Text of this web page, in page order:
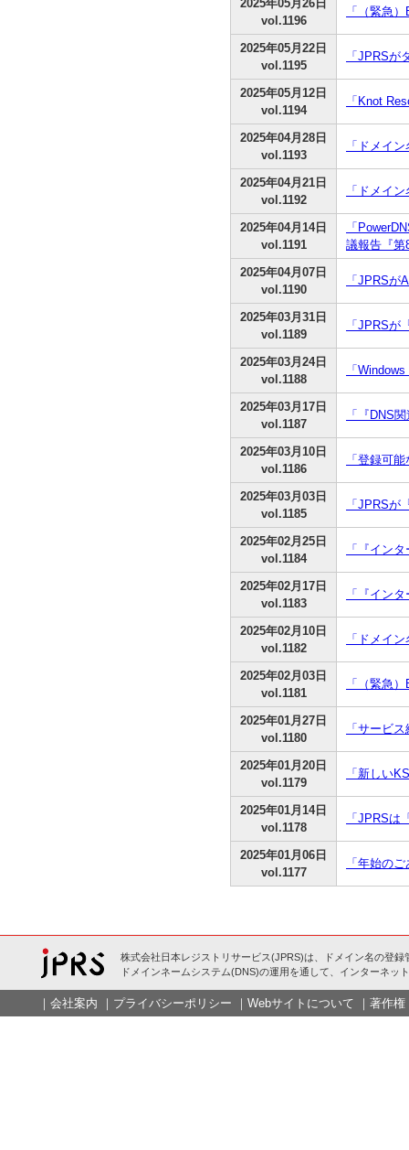
2025年05月26日
vol.1196
「（緊急
2025年05月22日
vol.1195
「JPRSが
2025年05月12日
vol.1194
「Knot
2025年04月28日
vol.1193
「ドメイ
2025年04月21日
vol.1192
「ドメイ
2025年04月14日
vol.1191
「
議報告『第
2025年04月07日
vol.1190
「JPRS
2025年03月31日
vol.1189
「JPRSが
2025年03月24日
vol.1188
「
2025年03月17日
vol.1187
「『DNS
2025年03月10日
vol.1186
「登録可
2025年03月03日
vol.1185
「JPRS
2025年02月25日
vol.1184
「『イン
2025年02月17日
vol.1183
「『イン
2025年02月10日
vol.1182
「ドメイ
2025年02月03日
vol.1181
「（緊急
2025年01月27日
vol.1180
「サービ
2025年01月20日
vol.1179
「新しい
2025年01月14日
vol.1178
「JPRSは
2025年01月06日
vol.1177
「年始の
株式会社日本レジストリサービス(JPRS)は、ドメイン名の登録
ドメインネームシステム(DNS)の運用を通して、インターネッ
｜ 会社案内 ｜ プライバシーポリシー ｜ Webサイトについて ｜ 著作権